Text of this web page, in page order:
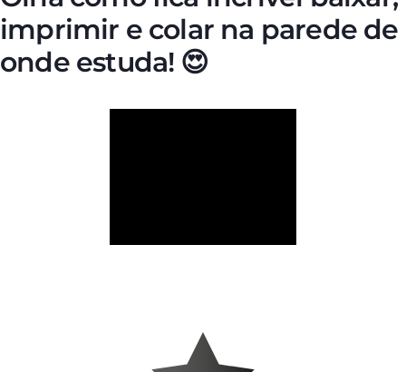
imprimir e colar na parede de
onde estuda! 😍